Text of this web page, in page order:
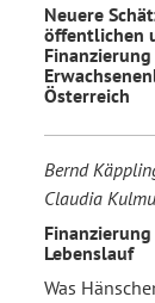
Neuere
öffentlichen
Österreich
Bernd
Claudia
Lebenslauf
Was